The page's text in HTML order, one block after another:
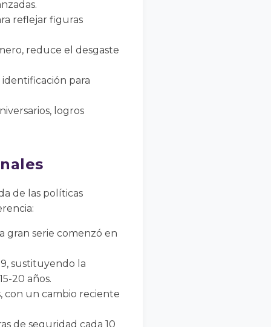
reflejar figuras
reduce el desgaste
para
logros
de las políticas
gran serie comenzó en
sustituyendo la
20 años.
con un cambio reciente
de seguridad cada 10